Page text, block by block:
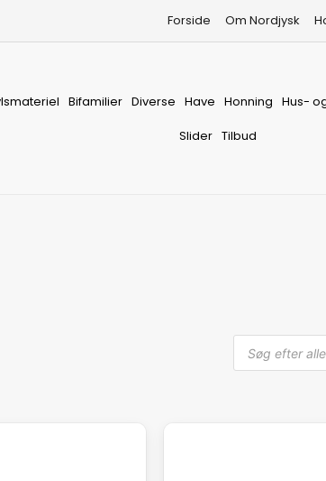
Forside Om Nordjysk
Bifamilier Diverse Have Honning Hus-
Slider Tilbud
Produkts
search